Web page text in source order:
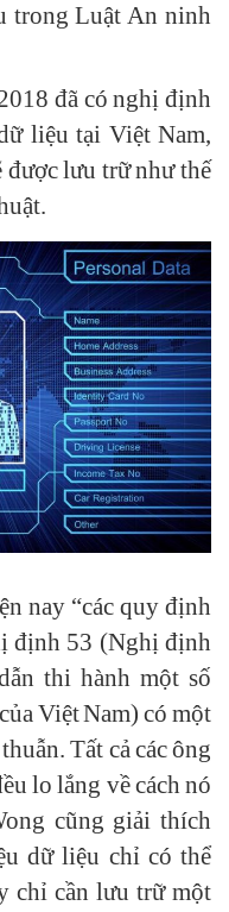
trong Luật An ninh
đã có nghị định
liệu tại Việt Nam,
được lưu trữ như thế
nay “các quy định
định 53 (Nghị định
thi hành một số
Việt Nam) có một
Tất cả các ông
lo lắng về cách nó
cũng giải thích
dữ liệu chỉ có thể
chỉ cần lưu trữ một